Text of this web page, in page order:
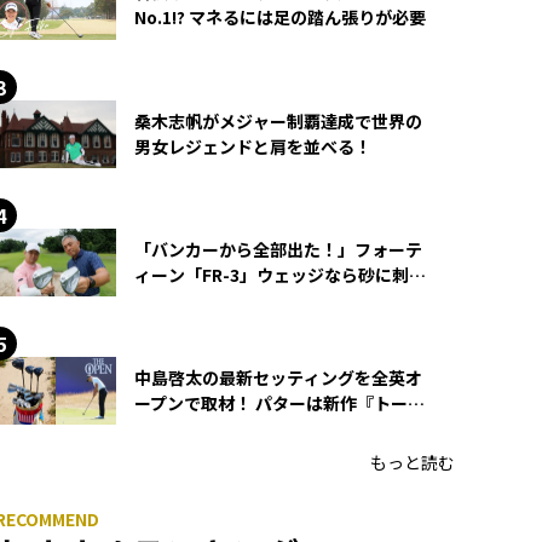
No.1!? マネるには足の踏ん張りが必要
桑木志帆がメジャー制覇達成で世界の
男女レジェンドと肩を並べる！
「バンカーから全部出た！」フォーテ
ィーン「FR-3」ウェッジなら砂に刺さ
中島啓太の最新セッティングを全英オ
ープンで取材！ パターは新作『トーチ
もっと読む